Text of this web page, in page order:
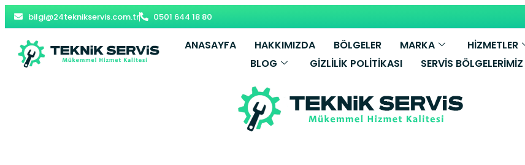
bilgi@24teknikservis.com.tr 0501 644 18 80
ANASAYFA HAKKIMIZDA BÖLGELER MARKA HİZMETLER
BLOG
GIZLILIK POLITIKASI SERVIS BÖLGELERIMIZ